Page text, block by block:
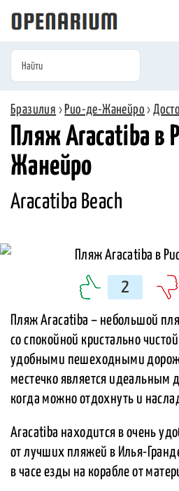
Бразилия › Рио-де-Жанейро ›
Пляж Aracatiba в
Жанейро
Aracatiba Beach
2
Пляж Aracatiba – небольшой
со спокойной кристально
удобными пешеходными
местечко является идеальным
когда можно отдохнуть и
Aracatiba находится в очень
от лучших пляжей в Илья-
в часе езды на корабле от